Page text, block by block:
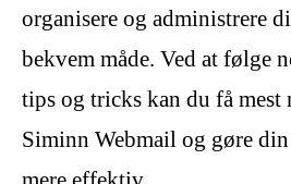
organisere og administrere
bekvem måde. Ved at følge
tips og tricks kan du få
Siminn Webmail og gøre